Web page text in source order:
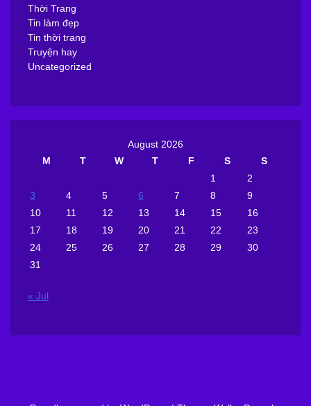
Thời Trang
Tin làm đẹp
Tin thời trang
Truyện hay
Uncategorized
August 2026
M
T W T F S
S
1
2
3
4 5 6 7 8
9
10
11 12 13 14 15
16
17
18 19 20 21 22
23
24
25 26 27 28 29
30
31
« Jul